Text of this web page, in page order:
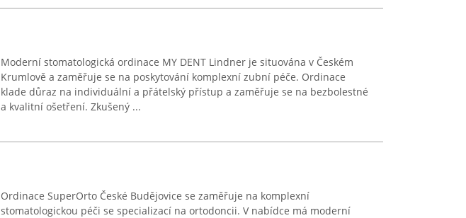
Moderní stomatologická ordinace MY DENT Lindner je situována v Českém
Krumlově a zaměřuje se na poskytování komplexní zubní péče. Ordinace
klade důraz na individuální a přátelský přístup a zaměřuje se na bezbolestné
a kvalitní ošetření. Zkušený ...
Ordinace SuperOrto České Budějovice se zaměřuje na komplexní
stomatologickou péči se specializací na ortodoncii. V nabídce má moderní